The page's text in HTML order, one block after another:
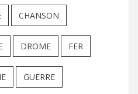
CHANSON
DROME FER
GUERRE